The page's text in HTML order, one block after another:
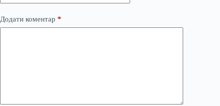
Додати коментар *